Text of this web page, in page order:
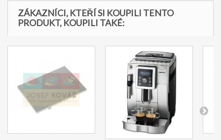
ZÁKAZNÍCI, KTEŘÍ SI KOUPILI TENTO
PRODUKT, KOUPILI TAKÉ: